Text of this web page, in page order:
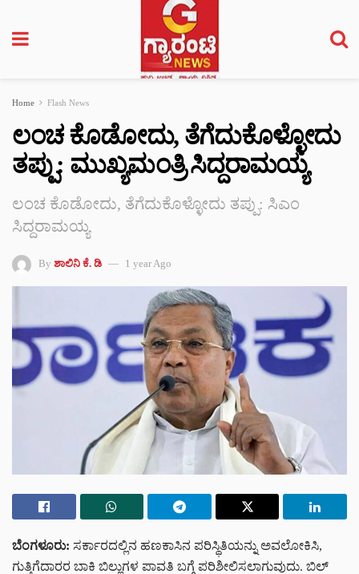
Home Flash News
ಲಂಚ ಕೊಡೋದು, ತೆಗೆದುಕೊಳ್ಳೋದು
ತಪ್ಪು: ಮುಖ್ಯಮಂತ್ರಿ ಸಿದ್ದರಾಮಯ್ಯ
ಲಂಚ ಕೊಡೋದು, ತೆಗೆದುಕೊಳ್ಳೋದು ತಪ್ಪು: ಸಿಎಂ
ಸಿದ್ದರಾಮಯ್ಯ
By ಶಾಲಿನಿ ಕೆ. ಡಿ 1 year Ago
ಬೆಂಗಳೂರು: ಸರ್ಕಾರದಲ್ಲಿನ ಹಣಕಾಸಿನ ಪರಿಸ್ಥಿತಿಯನ್ನು ಅವಲೋಕಿಸಿ,
ಗುತ್ತಿಗೆದಾರರ ಬಾಕಿ ಬಿಲ್ಲುಗಳ ಪಾವತಿ ಬಗ್ಗೆ ಪರಿಶೀಲಿಸಲಾಗುವುದು. ಬಿಲ್